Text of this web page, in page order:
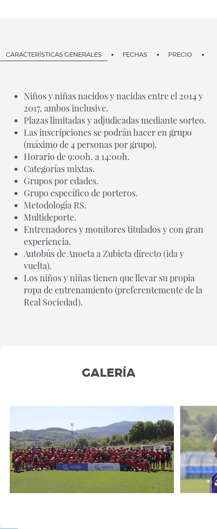
CARACTERÍSTICAS GENERALES FECHAS PRECIO
Niños y niñas nacidos y nacidas entre el 2014 y
2017, ambos inclusive.
Plazas limitadas y adjudicadas mediante sorteo.
Las inscripciones se podrán hacer en grupo
(máximo de 4 personas por grupo).
Horario de 9:00h. a 14:00h.
Categorías mixtas.
Grupos por edades.
Grupo específico de porteros.
Metodología RS.
Multideporte.
Entrenadores y monitores titulados y con gran
experiencia.
Autobús de Anoeta a Zubieta directo (ida y
vuelta).
Los niños y niñas tienen que llevar su propia
ropa de entrenamiento (preferentemente de la
Real Sociedad).
GALERÍA